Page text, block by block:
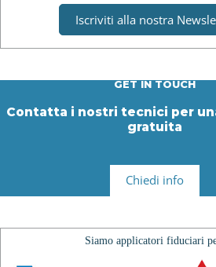
Iscriviti alla nostra
GET IN TOUCH
Contatta i nostri tecnici per
gratuita
Chiedi info
Siamo applicatori fiduciari